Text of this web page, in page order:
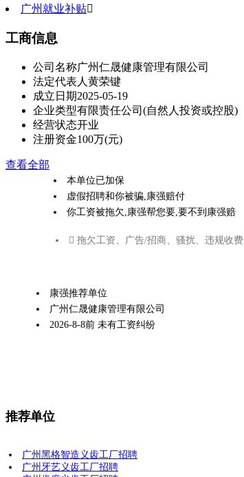
广州就业补贴
工商信息
公司名称广州仁晟健康管理有限公司
法定代表人 黄荣键
成立日期2025-05-19
企业类型有限责任公司(自然人投资或控股)
经营状态开业
注册资金100万(元)
查看全部
本单位已加保
虚假招聘和你被骗,康强赔付
你工资被拖欠,康强帮您要,要不到康强赔
 拖欠工资、广告/招商、骚扰、违规收费
康强推荐单位
广州仁晟健康管理有限公司
2026-8-8前 未有工资纠纷
推荐单位
广州黑格智造义齿工厂招聘
广州牙艺义齿工厂招聘